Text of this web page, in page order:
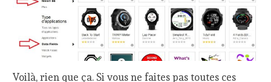
Voilà, rien que ça. Si vous ne faites pas toutes ces